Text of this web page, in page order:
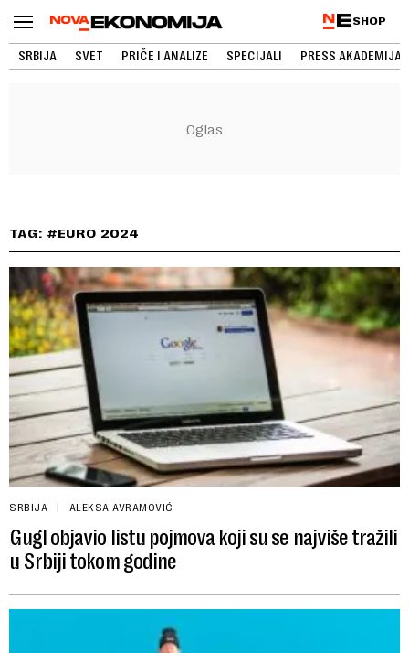
SHOP
SRBIJA SVET PRIČE I ANALIZE SPECIJALI PRESS AKADEMIJA
TAG: #EURO 2024
SRBIJA ALEKSA AVRAMOVIĆ
Gugl objavio listu pojmova koji su se najviše tražili
u Srbiji tokom godine